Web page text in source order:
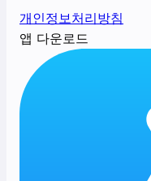
개인정보처리방침
앱 다운로드